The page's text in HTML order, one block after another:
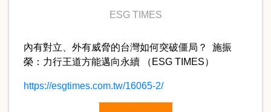
ESG TIMES
內有對立、外有威脅的台灣如何突破僵局？ 施振
榮：力行王道方能邁向永續 （ESG TIMES）
https://esgtimes.com.tw/16065-2/